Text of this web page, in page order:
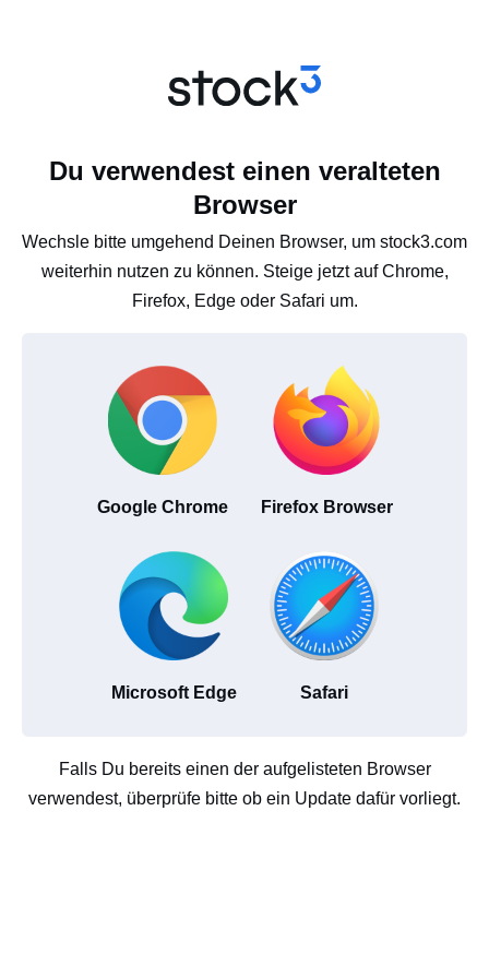
Du verwendest einen veralteten
Browser
Wechsle bitte umgehend Deinen Browser, um stock3.com
weiterhin nutzen zu können. Steige jetzt auf Chrome,
Firefox, Edge oder Safari um.
Google Chrome Firefox Browser
Microsoft Edge Safari
Falls Du bereits einen der aufgelisteten Browser
verwendest, überprüfe bitte ob ein Update dafür vorliegt.